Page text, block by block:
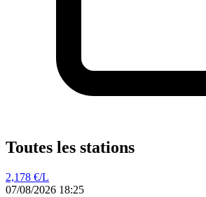
Toutes les stations
2,178 €/L
07/08/2026 18:25